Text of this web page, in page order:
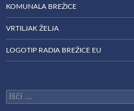
KOMUNALA BREŽICE
VRTILJAK ŽELJA
LOGOTIP RADIA BREŽICE EU
Išči: